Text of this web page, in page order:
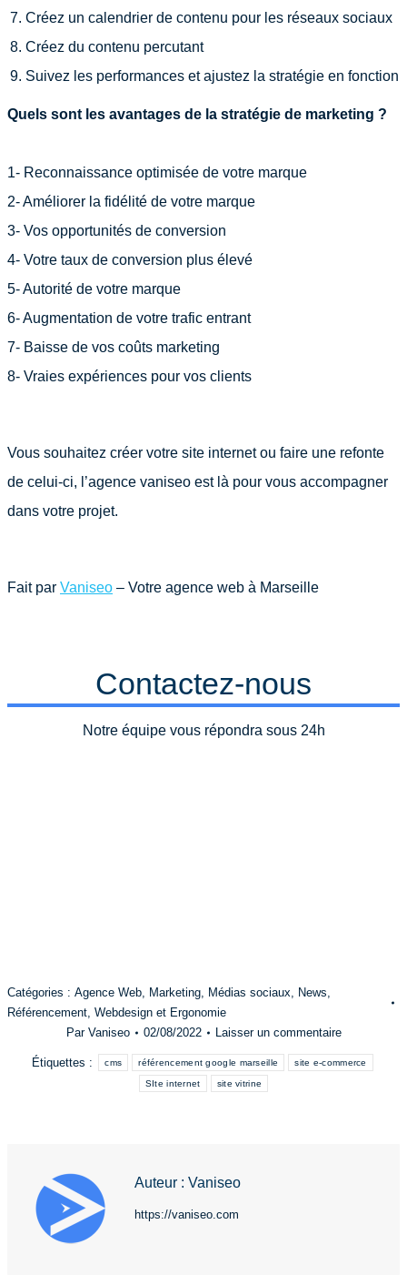
Créez un calendrier de contenu pour les réseaux sociaux
Créez du contenu percutant
Suivez les performances et ajustez la stratégie en fonction
Quels sont les avantages de la stratégie de marketing ?
1- Reconnaissance optimisée de votre marque
2- Améliorer la fidélité de votre marque
3- Vos opportunités de conversion
4- Votre taux de conversion plus élevé
5- Autorité de votre marque
6- Augmentation de votre trafic entrant
7- Baisse de vos coûts marketing
8- Vraies expériences pour vos clients
Vous souhaitez créer votre site internet ou faire une refonte
de celui-ci, l’agence vaniseo est là pour vous accompagner
dans votre projet.
Fait par Vaniseo – Votre agence web à Marseille
Contactez-nous
Notre équipe vous répondra sous 24h
Catégories : Agence Web, Marketing, Médias sociaux, News,
Référencement, Webdesign et Ergonomie
Par Vaniseo 02/08/2022 Laisser un commentaire
Étiquettes : cms référencement google marseille site e-commerce
SIte internet site vitrine
Auteur : Vaniseo
https://vaniseo.com